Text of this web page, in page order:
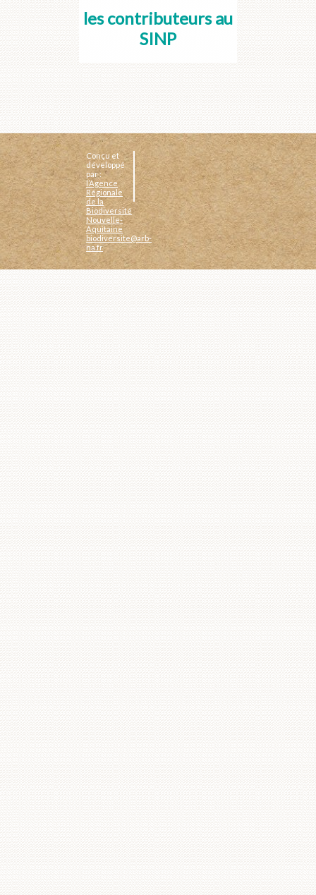
les contributeurs au
SINP
Conçu et
développé
par :
l’Agence
Régionale
de la
Biodiversité
Nouvelle-
Aquitaine
biodiversite@arb-
na.fr